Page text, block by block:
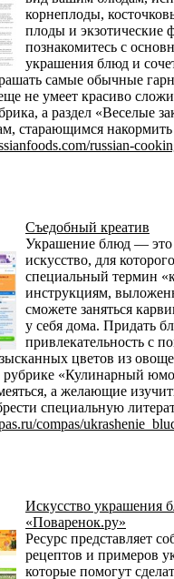
корнеплоды,
плоды и экзотические
познакомитесь с
украшения блюд и
самые обычные
не умеет красиво
а раздел «Веселые
старающимся накормить
russian-
Съедобный креатив
Украшение блюд — это
искусство, для
специальный термин
инструкциям,
сможете заняться
у себя дома. Придать
привлекательность с
цветов из
«Кулинарный
а желающие
специальную
compas/
Искусство украшения
«Поваренок.ру»
Ресурс представляет
рецептов и примеров
которые помогут